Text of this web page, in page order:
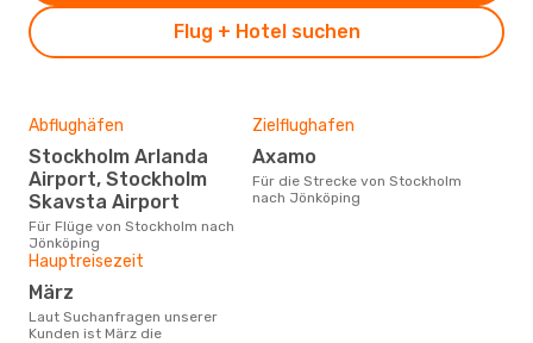
Flug + Hotel suchen
Abflughäfen
Stockholm Arlanda
Airport, Stockholm
Skavsta Airport
Für Flüge von Stockholm nach
Jönköping
Zielflughafen
Axamo
Für die Strecke von Stockholm
nach Jönköping
Hauptreisezeit
März
Laut Suchanfragen unserer
Kunden ist März die